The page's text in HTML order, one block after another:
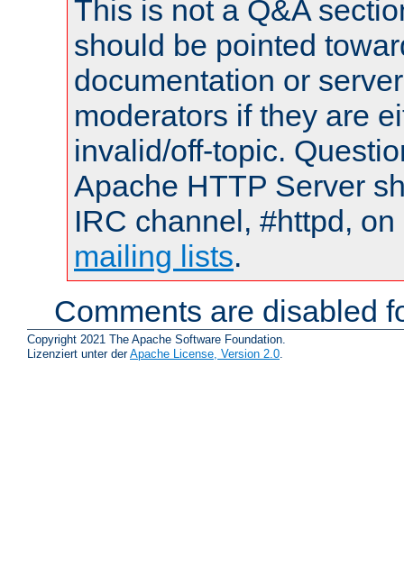
This is not a Q&A
should be pointed
documentation or
moderators if they are
invalid/off-topic.
Apache HTTP Server
IRC channel, #httpd,
mailing lists.
Comments are disabled
Copyright 2021 The Apache Software Foundation.
Lizenziert unter derApache License, Version 2.0.